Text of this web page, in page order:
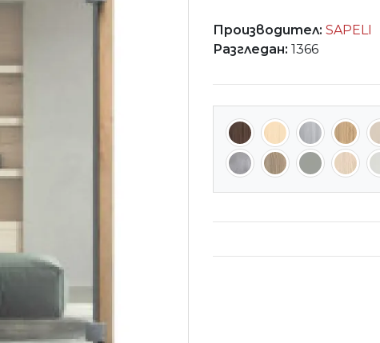
Производител: SAPELI
Разгледан: 1366
Модена 45